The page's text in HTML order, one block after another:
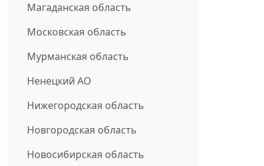
Магаданская область
Московская область
Мурманская область
Ненецкий АО
Нижегородская область
Новгородская область
Новосибирская область